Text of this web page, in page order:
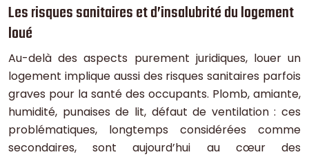
Les risques sanitaires et d’insalubrité du logement
loué
Au-delà des aspects purement juridiques, louer un
logement implique aussi des risques sanitaires parfois
graves pour la santé des occupants. Plomb, amiante,
humidité, punaises de lit, défaut de ventilation : ces
problématiques, longtemps considérées comme
secondaires, sont aujourd’hui au cœur des